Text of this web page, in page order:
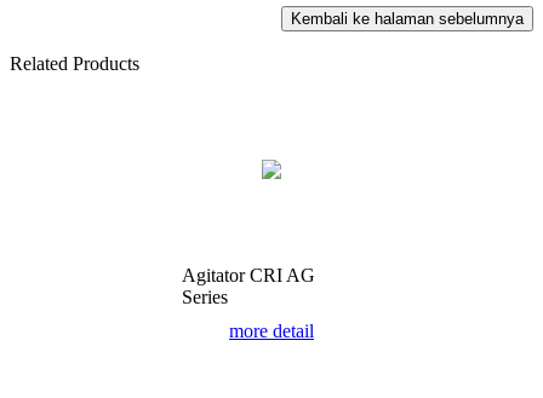
Related Products
Agitator CRI AG
Series
more detail